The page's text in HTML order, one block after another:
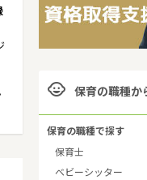
 保育の職種か
保育の職種で探す
保育士
ベビーシッター